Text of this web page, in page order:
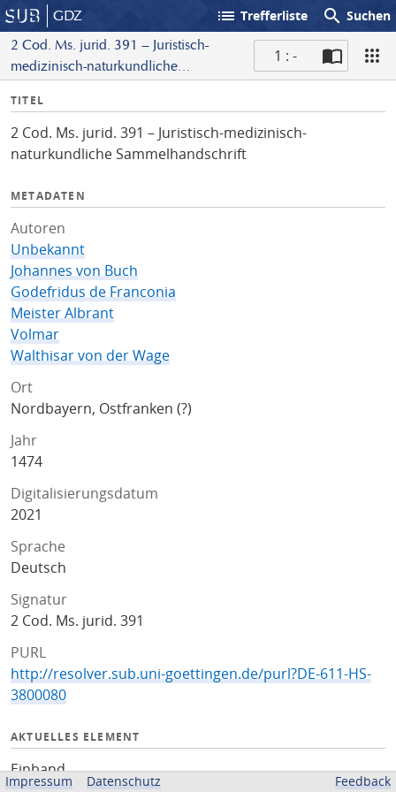
GDZ list Trefferliste search Suchen
2 Cod. Ms. jurid. 391 – Juristisch-
medizinisch-naturkundliche
1 : -
I
f
o
TITEL
2 Cod. Ms. jurid. 391 – Juristisch-medizinisch-
naturkundliche Sammelhandschrift
METADATEN
Autoren
Unbekannt
Johannes von Buch
Godefridus de Franconia
Meister Albrant
Volmar
Walthisar von der Wage
Ort
Nordbayern, Ostfranken (?)
Jahr
1474
Digitalisierungsdatum
2021
Sprache
Deutsch
Signatur
2 Cod. Ms. jurid. 391
PURL
http://resolver.sub.uni-goettingen.de/purl?DE-611-HS-
3800080
AKTUELLES ELEMENT
Einband
Impressum Datenschutz Feedback